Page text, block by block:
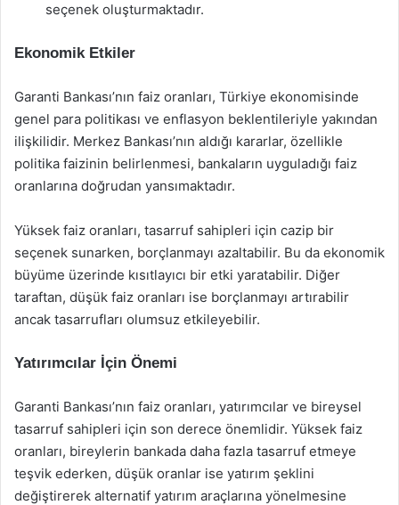
seçenek oluşturmaktadır.
Ekonomik Etkiler
Garanti Bankası’nın faiz oranları, Türkiye ekonomisinde
genel para politikası ve enflasyon beklentileriyle yakından
ilişkilidir. Merkez Bankası’nın aldığı kararlar, özellikle
politika faizinin belirlenmesi, bankaların uyguladığı faiz
oranlarına doğrudan yansımaktadır.
Yüksek faiz oranları, tasarruf sahipleri için cazip bir
seçenek sunarken, borçlanmayı azaltabilir. Bu da ekonomik
büyüme üzerinde kısıtlayıcı bir etki yaratabilir. Diğer
taraftan, düşük faiz oranları ise borçlanmayı artırabilir
ancak tasarrufları olumsuz etkileyebilir.
Yatırımcılar İçin Önemi
Garanti Bankası’nın faiz oranları, yatırımcılar ve bireysel
tasarruf sahipleri için son derece önemlidir. Yüksek faiz
oranları, bireylerin bankada daha fazla tasarruf etmeye
teşvik ederken, düşük oranlar ise yatırım şeklini
değiştirerek alternatif yatırım araçlarına yönelmesine